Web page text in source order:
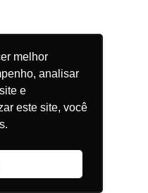
melhor
analisar
e
este site, você